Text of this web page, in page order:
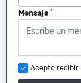
Mensaje *
Acepto recibir